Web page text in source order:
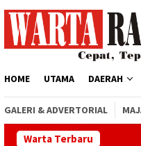
HOME UTAMA DAERAH
GALERI & ADVERTORIAL
Warta Terbaru